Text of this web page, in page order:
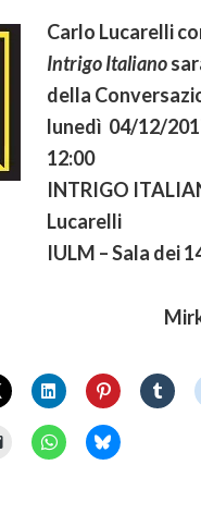
Carlo Lucarelli
Intrigo Italiano
della
lunedì 04/12/
12:00
INTRIGO
Lucarelli
IULM – Sala dei